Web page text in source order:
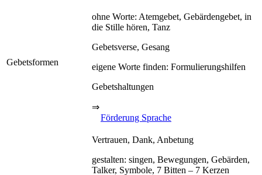
Gebetsformen
ohne Worte: Atemgebet, Gebärdengebet, in
die Stille hören, Tanz
Gebetsverse, Gesang
eigene Worte finden: Formulierungshilfen
Gebetshaltungen
⇒
Förderung Sprache
Vertrauen, Dank, Anbetung
gestalten: singen, Bewegungen, Gebärden,
Talker, Symbole, 7 Bitten – 7 Kerzen